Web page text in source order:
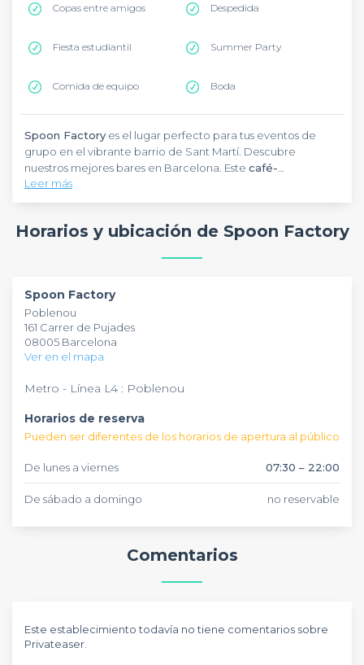
Copas entre amigos Despedida
Fiesta estudiantil Summer Party
Comida de equipo Boda
Spoon Factory es el lugar perfecto para tus eventos de
grupo en el vibrante barrio de Sant Martí. Descubre
nuestros mejores bares en Barcelona. Este café-
restaurante
cocina mediterránea y tapas para compartir en un
una hermosa terraza soleada y espacios versátiles para
Leer más
Horarios y ubicación de Spoon Factory
Spoon Factory
Poblenou
161 Carrer de Pujades
08005 Barcelona
Ver en el mapa
Metro - Línea L4 : Poblenou
Horarios de reserva
Pueden ser diferentes de los horarios de apertura al público
De lunes a viernes 07:30 – 22:00
De sábado a domingo no reservable
Comentarios
Este establecimiento todavía no tiene comentarios sobre
Privateaser.